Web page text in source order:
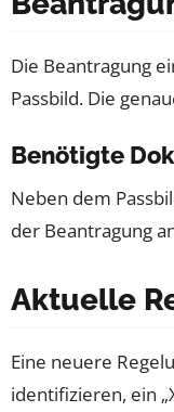
Die Beantragung
Passbild. Die
Benötigte
Neben dem
der Beantragung
Aktuelle
Eine neuere
identifizieren, ein